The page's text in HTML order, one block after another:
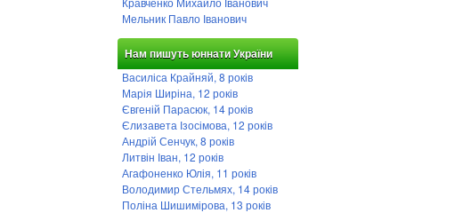
Мельник Павло Іванович
Нам пишуть юннати України
Василіса Крайняй, 8 років
Марія Ширіна, 12 років
Євгеній Парасюк, 14 років
Єлизавета Ізосімова, 12 років
Андрій Сенчук, 8 років
Литвін Іван, 12 років
Агафоненко Юлія, 11 років
Володимир Стельмях, 14 років
Поліна Шишимірова, 13 років